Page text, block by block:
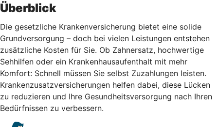
Überblick
Die gesetzliche Krankenversicherung bietet eine solide
Grundversorgung – doch bei vielen Leistungen entstehen
zusätzliche Kosten für Sie. Ob Zahnersatz, hochwertige
Sehhilfen oder ein Krankenhausaufenthalt mit mehr
Komfort: Schnell müssen Sie selbst Zuzahlungen leisten.
Krankenzusatzversicherungen helfen dabei, diese Lücken
zu reduzieren und Ihre Gesundheitsversorgung nach Ihren
Bedürfnissen zu verbessern.